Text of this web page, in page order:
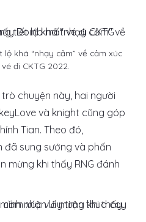
khá “nhạy cảm” về cảm xúc
đi CKTG 2022.
chuyện này, hai người
và knight cũng góp
Tian. Theo đó,
đã sung sướng và phấn
mừng khi thấy RNG đánh